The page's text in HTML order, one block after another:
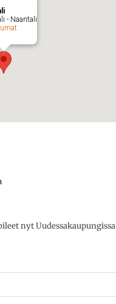
- Naantali
nyt Uudessakaupungissa